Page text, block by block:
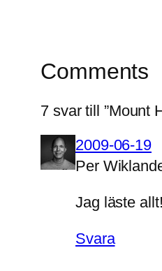
Comments
7 svar till ”Mount
2009-06-19
Per
Jag läste
Svara